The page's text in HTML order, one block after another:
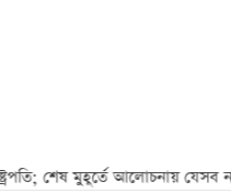
মুহূর্তে আলোচনায় যেসব নাম***